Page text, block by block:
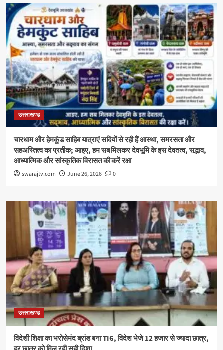
उत्तराखण्ड
चारधाम और हेमकुंड साहिब यात्राएं सदियों से रही हैं आस्था, समरसता और
सहअस्तित्व का प्रतीक; आइए, हम सब मिलकर देवभूमि के इस देवतत्व, सद्भाव,
आध्यात्मिक और सांस्कृतिक विरासत की करें रक्षा
swarajtv.com June 26, 2026 0
उत्तराखण्ड
विदेशी शिक्षा का भरोसेमंद ब्रांड बना TIG, विदेश भेजे 12 हजार से ज्यादा छात्र,